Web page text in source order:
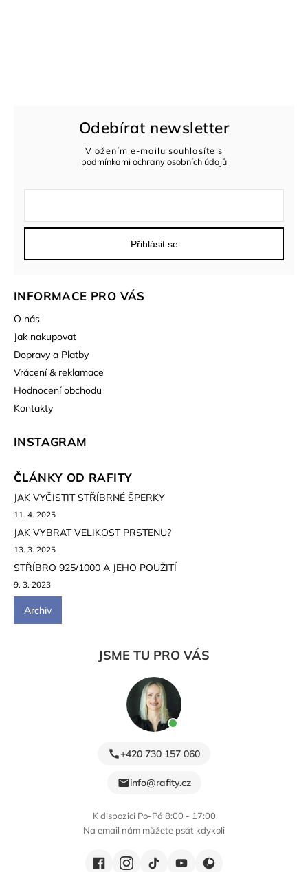
INFORMACE PRO VÁS
O nás
Jak nakupovat
Dopravy a Platby
Vrácení & reklamace
Hodnocení obchodu
Kontakty
Odebírat newsletter
Vložením e-mailu souhlasíte s
podmínkami ochrany osobních údajů
Přihlásit se
INSTAGRAM
ČLÁNKY OD RAFITY
JAK VYČISTIT STŘÍBRNÉ ŠPERKY
11. 4. 2025
JAK VYBRAT VELIKOST PRSTENU?
13. 3. 2025
STŘÍBRO 925/1000 A JEHO POUŽITÍ
9. 3. 2023
Archiv
JSME TU PRO VÁS
+420 730 157 060
info@rafity.cz
K dispozici Po-Pá 8:00 - 17:00
Na email nám můžete psát kdykoli